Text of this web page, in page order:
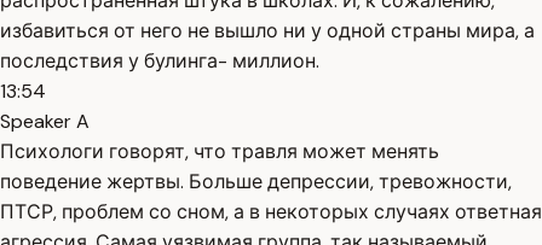
избавиться от него не вышло ни у одной страны мира, а
последствия у булинга- миллион.
13:54
Speaker A
Психологи говорят, что травля может менять
поведение жертвы. Больше депрессии, тревожности,
ПТСР, проблем со сном, а в некоторых случаях ответная